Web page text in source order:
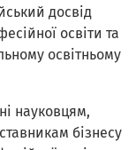
досвід
освіти та
освітньому
науковцям,
бізнесу